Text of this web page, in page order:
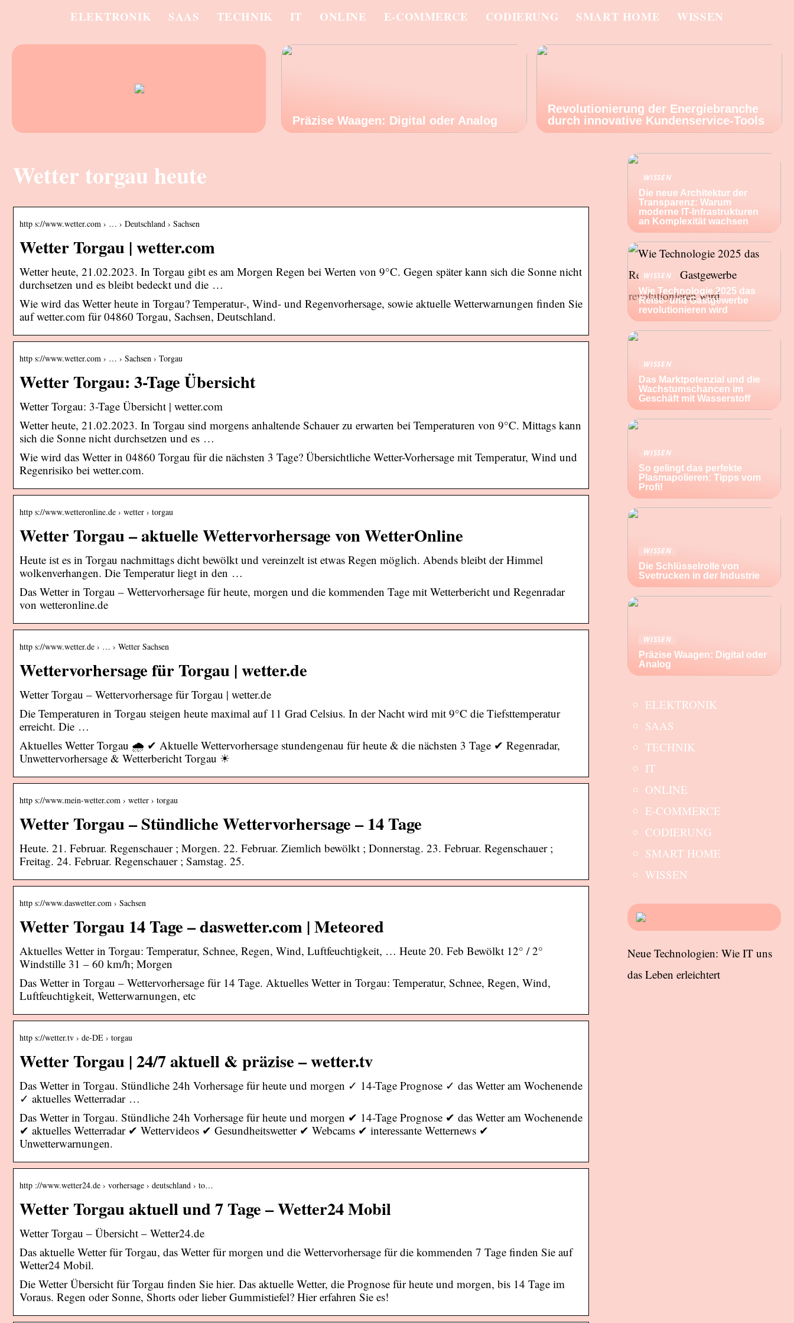
ELEKTRONIK SAAS TECHNIK IT ONLINE E-COMMERCE CODIERUNG SMART HOME WISSEN
Präzise Waagen: Digital oder Analog
Revolutionierung der Energiebranche
durch innovative Kundenservice-Tools
Wetter torgau heute
http s://www.wetter.com › … › Deutschland › Sachsen
Wetter Torgau | wetter.com
Wetter heute, 21.02.2023. In Torgau gibt es am Morgen Regen bei Werten von 9°C. Gegen später kann sich die Sonne nicht
durchsetzen und es bleibt bedeckt und die …
Wie wird das Wetter heute in Torgau? Temperatur-, Wind- und Regenvorhersage, sowie aktuelle Wetterwarnungen finden Sie
auf wetter.com für 04860 Torgau, Sachsen, Deutschland.
http s://www.wetter.com › … › Sachsen › Torgau
Wetter Torgau: 3-Tage Übersicht
Wetter Torgau: 3-Tage Übersicht | wetter.com
Wetter heute, 21.02.2023. In Torgau sind morgens anhaltende Schauer zu erwarten bei Temperaturen von 9°C. Mittags kann
sich die Sonne nicht durchsetzen und es …
Wie wird das Wetter in 04860 Torgau für die nächsten 3 Tage? Übersichtliche Wetter-Vorhersage mit Temperatur, Wind und
Regenrisiko bei wetter.com.
http s://www.wetteronline.de › wetter › torgau
Wetter Torgau – aktuelle Wettervorhersage von WetterOnline
Heute ist es in Torgau nachmittags dicht bewölkt und vereinzelt ist etwas Regen möglich. Abends bleibt der Himmel
wolkenverhangen. Die Temperatur liegt in den …
Das Wetter in Torgau – Wettervorhersage für heute, morgen und die kommenden Tage mit Wetterbericht und Regenradar
von wetteronline.de
http s://www.wetter.de › … › Wetter Sachsen
Wettervorhersage für Torgau | wetter.de
Wetter Torgau – Wettervorhersage für Torgau | wetter.de
Die Temperaturen in Torgau steigen heute maximal auf 11 Grad Celsius. In der Nacht wird mit 9°C die Tiefsttemperatur
erreicht. Die …
Aktuelles Wetter Torgau 🌧️ ✔ Aktuelle Wettervorhersage stundengenau für heute & die nächsten 3 Tage ✔ Regenradar,
Unwettervorhersage & Wetterbericht Torgau ☀
http s://www.mein-wetter.com › wetter › torgau
Wetter Torgau – Stündliche Wettervorhersage – 14 Tage
Heute. 21. Februar. Regenschauer ; Morgen. 22. Februar. Ziemlich bewölkt ; Donnerstag. 23. Februar. Regenschauer ;
Freitag. 24. Februar. Regenschauer ; Samstag. 25.
http s://www.daswetter.com › Sachsen
Wetter Torgau 14 Tage – daswetter.com | Meteored
Aktuelles Wetter in Torgau: Temperatur, Schnee, Regen, Wind, Luftfeuchtigkeit, … Heute 20. Feb Bewölkt 12° / 2°
Windstille 31 – 60 km/h; Morgen
Das Wetter in Torgau – Wettervorhersage für 14 Tage. Aktuelles Wetter in Torgau: Temperatur, Schnee, Regen, Wind,
Luftfeuchtigkeit, Wetterwarnungen, etc
http s://wetter.tv › de-DE › torgau
Wetter Torgau | 24/7 aktuell & präzise – wetter.tv
Das Wetter in Torgau. Stündliche 24h Vorhersage für heute und morgen ✓ 14-Tage Prognose ✓ das Wetter am Wochenende
✓ aktuelles Wetterradar …
Das Wetter in Torgau. Stündliche 24h Vorhersage für heute und morgen ✔ 14-Tage Prognose ✔ das Wetter am Wochenende
✔ aktuelles Wetterradar ✔ Wettervideos ✔ Gesundheitswetter ✔ Webcams ✔ interessante Wetternews ✔
Unwetterwarnungen.
http ://www.wetter24.de › vorhersage › deutschland › to…
Wetter Torgau aktuell und 7 Tage – Wetter24 Mobil
Wetter Torgau – Übersicht – Wetter24.de
Das aktuelle Wetter für Torgau, das Wetter für morgen und die Wettervorhersage für die kommenden 7 Tage finden Sie auf
Wetter24 Mobil.
Die Wetter Übersicht für Torgau finden Sie hier. Das aktuelle Wetter, die Prognose für heute und morgen, bis 14 Tage im
Voraus. Regen oder Sonne, Shorts oder lieber Gummistiefel? Hier erfahren Sie es!
WISSEN
Die neue Architektur der
Transparenz: Warum
moderne IT-Infrastrukturen
an Komplexität wachsen
WISSEN
Wie Technologie 2025 das
Reise- und Gastgewerbe
revolutionieren wird
WISSEN
Das Marktpotenzial und die
Wachstumschancen im
Geschäft mit Wasserstoff
WISSEN
So gelingt das perfekte
Plasmapolieren: Tipps vom
Profi!
WISSEN
Die Schlüsselrolle von
Svetrucken in der Industrie
WISSEN
Präzise Waagen: Digital oder
Analog
ELEKTRONIK
SAAS
TECHNIK
IT
ONLINE
E-COMMERCE
CODIERUNG
SMART HOME
WISSEN
Neue Technologien: Wie IT uns
das Leben erleichtert